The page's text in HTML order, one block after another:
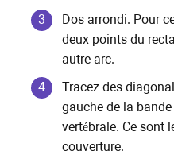
Dos arrondi. Pour
deux points du
autre arc.
Tracez des
gauche de la
vertébrale. Ce sont
couverture.